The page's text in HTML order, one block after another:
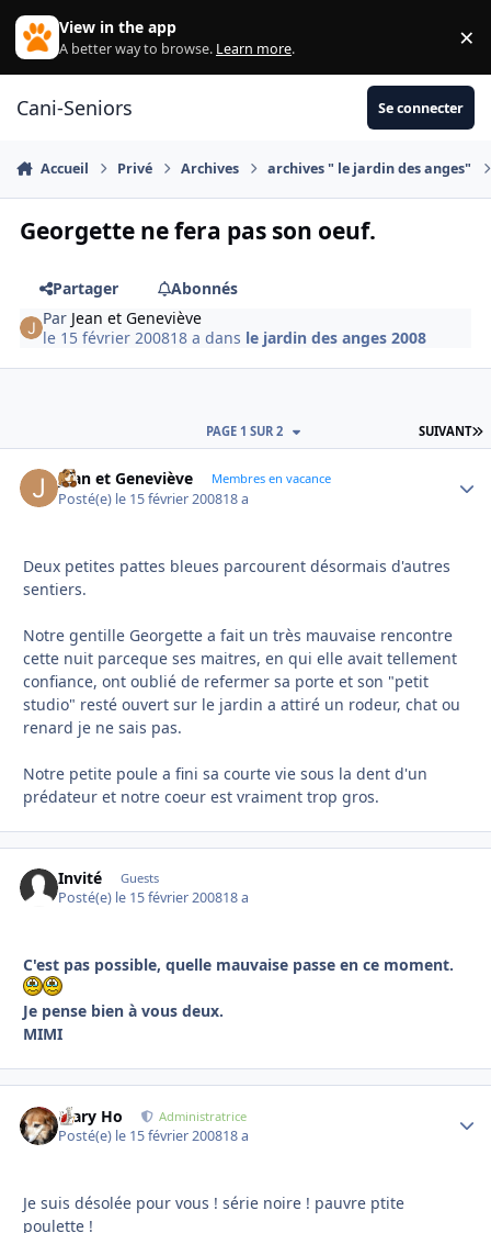
Aller au contenu
View in the app
A better way to browse. Learn more. ×
Cani-Seniors Se connecter
Accueil Privé Archives archives " le jardin des anges"
Georgette ne fera pas son oeuf.
Partager
Abonnés
Par Jean et Geneviève
le 15 février 200818 a dans le jardin des anges 2008
SUIVANT
PAGE 1 SUR 2
Jean et Geneviève Membres en vacance
Posté(e) le 15 février 200818 a
Deux petites pattes bleues parcourent désormais d'autres
sentiers.
Notre gentille Georgette a fait un très mauvaise rencontre
cette nuit parceque ses maitres, en qui elle avait tellement
confiance, ont oublié de refermer sa porte et son "petit
studio" resté ouvert sur le jardin a attiré un rodeur, chat ou
renard je ne sais pas.
Notre petite poule a fini sa courte vie sous la dent d'un
prédateur et notre coeur est vraiment trop gros.
Invité Guests
Posté(e) le 15 février 200818 a
C'est pas possible, quelle mauvaise passe en ce moment.
Je pense bien à vous deux.
MIMI
Mary Ho Administratrice
Posté(e) le 15 février 200818 a
Je suis désolée pour vous ! série noire ! pauvre ptite
poulette !